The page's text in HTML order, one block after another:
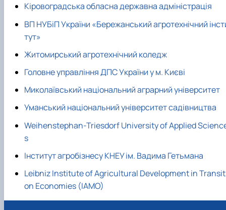
Кіровоградська обласна державна адміністрація
ВП НУБіП України «Бережанський агротехнічний
тут»
Житомирський агротехнічний коледж
Головне управління ДПС України у м. Києві
Миколаївський національний аграрний університет
Уманський національний університет садівництва
Weihenstephan-Triesdorf University of Applied
s
Інститут агробізнесу КНЕУ ім. Вадима Гетьмана
Leibniz Institute of Agricultural Development in
on Economies (IAMO)